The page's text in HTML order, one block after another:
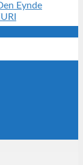
Eynde